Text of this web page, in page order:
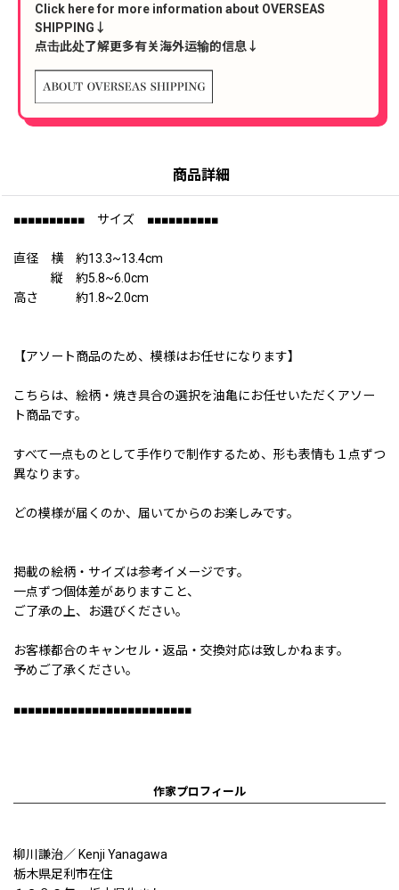
Click here for more information about OVERSEAS
SHIPPING↓
点击此处了解更多有关海外运输的信息↓
商品詳細
■■■■■■■■■■ サイズ ■■■■■■■■■■
直径 横 約13.3~13.4cm
縦 約5.8~6.0cm
高さ 約1.8~2.0cm
【アソート商品のため、模様はお任せになります】
こちらは、絵柄・焼き具合の選択を油亀にお任せいただくアソー
ト商品です。
すべて一点ものとして手作りで制作するため、形も表情も１点ずつ
異なります。
どの模様が届くのか、届いてからのお楽しみです。
掲載の絵柄・サイズは参考イメージです。
一点ずつ個体差がありますこと、
ご了承の上、お選びください。
お客様都合のキャンセル・返品・交換対応は致しかねます。
予めご了承ください。
■■■■■■■■■■■■■■■■■■■■■■■■■
作家プロフィール
柳川謙治／ Kenji Yanagawa
栃木県足利市在住